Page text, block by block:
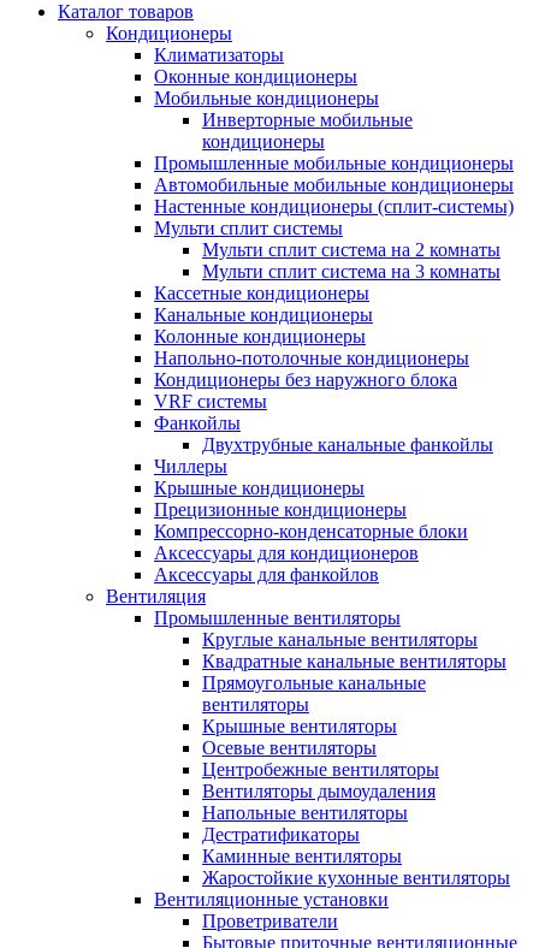
Каталог товаров
Кондиционеры
Климатизаторы
Оконные кондиционеры
Мобильные кондиционеры
Инверторные мобильные
кондиционеры
Промышленные мобильные кондиционеры
Автомобильные мобильные кондиционеры
Настенные кондиционеры (сплит-системы)
Мульти сплит системы
Мульти сплит система на 2 комнаты
Мульти сплит система на 3 комнаты
Кассетные кондиционеры
Канальные кондиционеры
Колонные кондиционеры
Напольно-потолочные кондиционеры
Кондиционеры без наружного блока
VRF системы
Фанкойлы
Двухтрубные канальные фанкойлы
Чиллеры
Крышные кондиционеры
Прецизионные кондиционеры
Компрессорно-конденсаторные блоки
Аксессуары для кондиционеров
Аксессуары для фанкойлов
Вентиляция
Промышленные вентиляторы
Круглые канальные вентиляторы
Квадратные канальные вентиляторы
Прямоугольные канальные
вентиляторы
Крышные вентиляторы
Осевые вентиляторы
Центробежные вентиляторы
Вентиляторы дымоудаления
Напольные вентиляторы
Дестратификаторы
Каминные вентиляторы
Жаростойкие кухонные вентиляторы
Вентиляционные установки
Проветриватели
Бытовые приточные вентиляционные